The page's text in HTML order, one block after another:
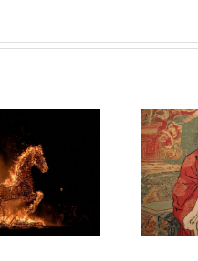
Kongzi joue
de la
contrebasse